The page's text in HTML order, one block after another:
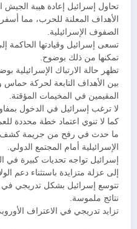
تحاول إسرائيل إعادة هيبة
الأهداف المعلنة للحرب، مما
الصفوف الإسرائيلية.
تسعى إسرائيل وقيادتها الحاكمة
تمكنها من ذلك بوضوح.
تظهر حالة الارتباك الإسرائيلية
بين الأهداف التابعة لحركة حماس
المقيمين في المخيمات المؤقتة.
لا ترغب إسرائيل في الدخول
كما لا تنوي اعتماد خطة محددة
ما حدث في رفح من جريمة كشف
الإسرائيلية أمام المجتمع الدولي.
إسرائيل تواجه تحديات كبيرة في
إلى عزلة متزايدة باستثناء دعم
تتوسع إسرائيل بشكل تدريجي في
نتائج ملموسة.
تزايد تدريجي في الاعتراف